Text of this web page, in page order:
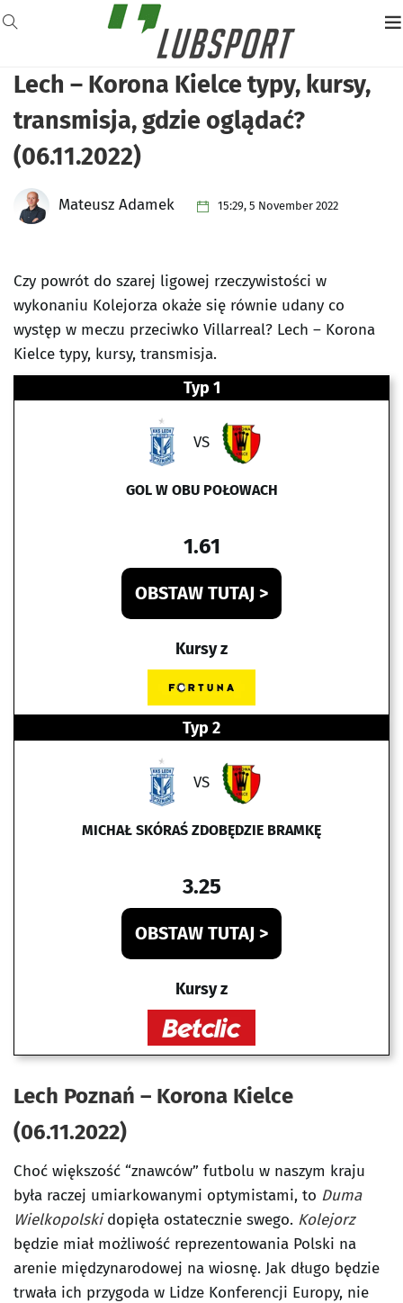
Lech – Korona Kielce typy, kursy,
transmisja, gdzie oglądać?
(06.11.2022)
Mateusz Adamek 15:29, 5 November 2022
Czy powrót do szarej ligowej rzeczywistości w
wykonaniu Kolejorza okaże się równie udany co
występ w meczu przeciwko Villarreal? Lech – Korona
Kielce typy, kursy, transmisja.
Typ 1
VS
GOL W OBU POŁOWACH
1.61
OBSTAW TUTAJ >
Kursy z
Typ 2
VS
MICHAŁ SKÓRAŚ ZDOBĘDZIE BRAMKĘ
3.25
OBSTAW TUTAJ >
Kursy z
Lech Poznań – Korona Kielce
(06.11.2022)
Choć większość “znawców” futbolu w naszym kraju
była raczej umiarkowanymi optymistami, to Duma
Wielkopolskidopięła ostatecznie swego. Kolejorz
będzie miał możliwość reprezentowania Polski na
arenie międzynarodowej na wiosnę. Jak długo będzie
trwała ich przygoda w Lidze Konferencji Europy, nie